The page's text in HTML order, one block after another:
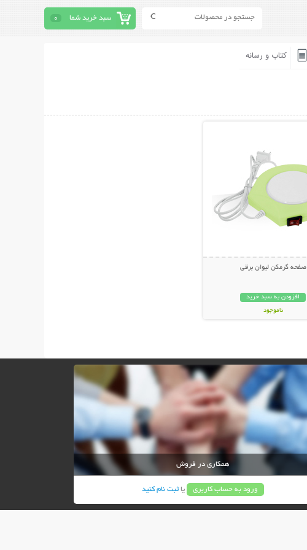
سبد خرید شما 0
کتاب و رسانه
صفحه گرمکن لیوان برقی
افزودن به سبد خرید
ناموجود
همکاری در فروش
ورود به حساب کاربری یاثبت نام کنید